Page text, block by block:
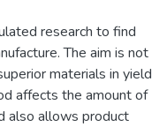
research to find
The aim is not
materials in yield
affects the amount of
also allows product